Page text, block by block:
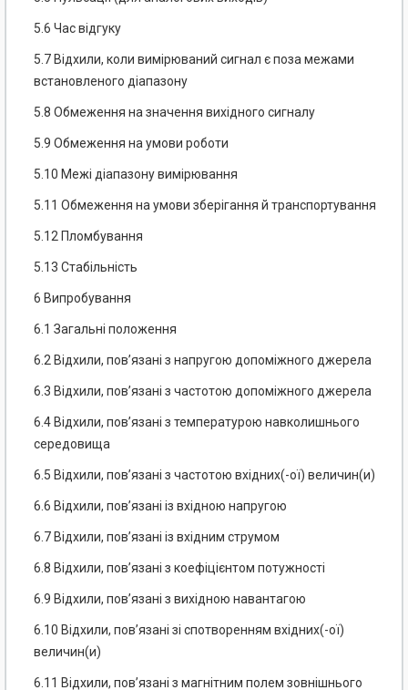
5.6 Час відгуку
5.7 Відхили, коли вимірюваний сигнал є поза межами
встановленого діапазону
5.8 Обмеження на значення вихідного сигналу
5.9 Обмеження на умови роботи
5.10 Межі діапазону вимірювання
5.11 Обмеження на умови зберігання й транспортування
5.12 Пломбування
5.13 Стабільність
6 Випробування
6.1 Загальні положення
6.2 Відхили, пов’язані з напругою допоміжного джерела
6.3 Відхили, пов’язані з частотою допоміжного джерела
6.4 Відхили, пов’язані з температурою навколишнього
середовища
6.5 Відхили, пов’язані з частотою вхідних(-ої) величин(и)
6.6 Відхили, пов’язані із вхідною напругою
6.7 Відхили, пов’язані із вхідним струмом
6.8 Відхили, пов’язані з коефіцієнтом потужності
6.9 Відхили, пов’язані з вихідною навантагою
6.10 Відхили, пов’язані зі спотворенням вхідних(-ої)
величин(и)
6.11 Відхили, пов’язані з магнітним полем зовнішнього